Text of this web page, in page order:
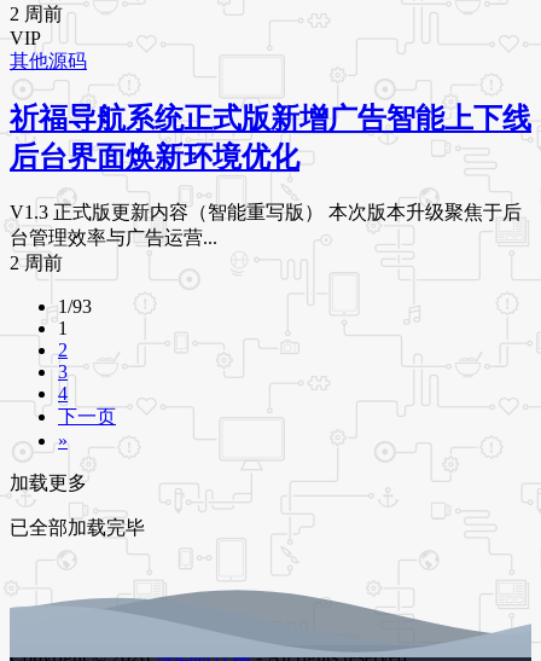
2 周前
VIP
其他源码
祈福导航系统正式版新增广告智能上下线
后台界面焕新环境优化
V1.3 正式版更新内容（智能重写版） 本次版本升级聚焦于后
台管理效率与广告运营...
2 周前
1/93
1
2
3
4
下一页
»
加载更多
已全部加载完毕
Copyright © 2026源码时代网- All rights reserved